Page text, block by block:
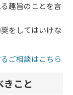
趣旨のことを言
をしてはいけな
ご相談はこちら
きこと